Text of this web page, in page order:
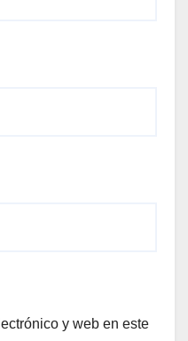
y web en este